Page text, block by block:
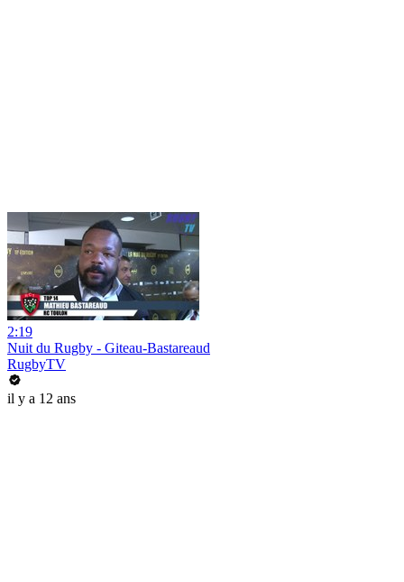
2:19
Nuit du Rugby - Giteau-Bastareaud
RugbyTV
il y a 12 ans